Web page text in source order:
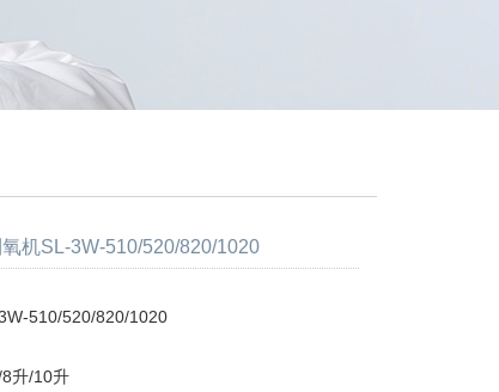
机SL-3W-510/520/820/1020
510/520/820/1020
升/10升